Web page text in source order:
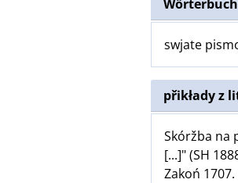
swjate
přikłady z
Skóržba na
[...]" (SH
Zakoń